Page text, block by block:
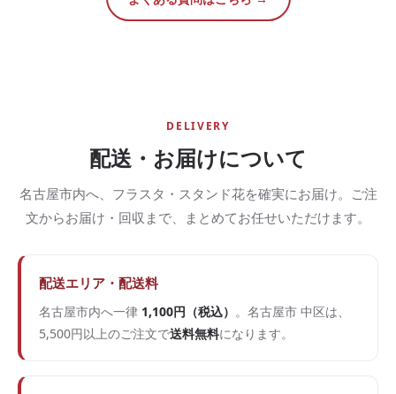
DELIVERY
配送・お届けについて
名古屋市内へ、フラスタ・スタンド花を確実にお届け。ご注
文からお届け・回収まで、まとめてお任せいただけます。
配送エリア・配送料
名古屋市内へ一律 1,100円（税込） 。名古屋市 中区は、
5,500円以上のご注文で送料無料になります。